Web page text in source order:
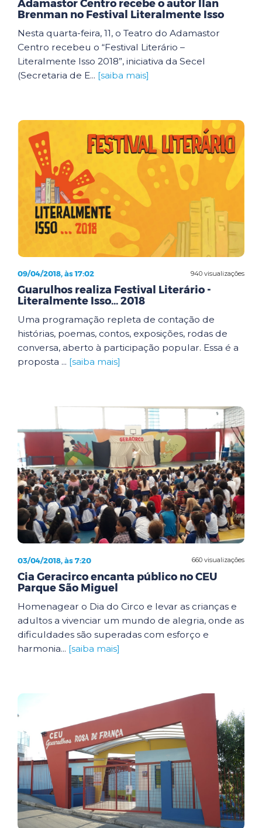
Adamastor Centro recebe o autor Ilan
Brenman no Festival Literalmente Isso
Nesta quarta-feira, 11, o Teatro do Adamastor
Centro recebeu o “Festival Literário –
Literalmente Isso 2018”, iniciativa da Secel
(Secretaria de E... [saiba mais]
940 visualizações
09/04/2018, às 17:02
Guarulhos realiza Festival Literário -
Literalmente Isso... 2018
Uma programação repleta de contação de
histórias, poemas, contos, exposições, rodas de
conversa, aberto à participação popular. Essa é a
proposta ... [saiba mais]
660 visualizações
03/04/2018, às 7:20
Cia Geracirco encanta público no CEU
Parque São Miguel
Homenagear o Dia do Circo e levar as crianças e
adultos a vivenciar um mundo de alegria, onde as
dificuldades são superadas com esforço e
harmonia... [saiba mais]